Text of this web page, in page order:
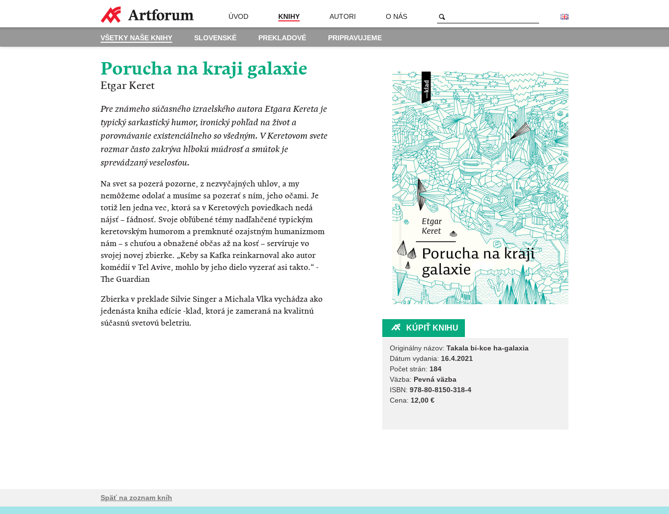
ÚVOD KNIHY AUTORI O NÁS
VŠETKY NAŠE KNIHY SLOVENSKÉ PREKLADOVÉ PRIPRAVUJEME
Porucha na kraji galaxie
Etgar Keret
Pre známeho súčasného izraelského autora Etgara Kereta je
typický sarkastický humor, ironický pohľad na život a
porovnávanie existenciálneho so všedným. V Keretovom svete
rozmar často zakrýva hlbokú múdrosť a smútok je
sprevádzaný veselosťou.
Na svet sa pozerá pozorne, z nezvyčajných uhlov, a my
nemôžeme odolať a musíme sa pozerať s ním, jeho očami. Je
totiž len jedna vec, ktorá sa v Keretových poviedkach nedá
nájsť – fádnosť. Svoje obľúbené témy nadľahčené typickým
keretovským humorom a premknuté ozajstným humanizmom
nám – s chuťou a obnažené občas až na kosť – servíruje vo
svojej novej zbierke. „Keby sa Kafka reinkarnoval ako autor
komédií v Tel Avive, mohlo by jeho dielo vyzerať asi takto.“ -
The Guardian
Zbierka v preklade Silvie Singer a Michala Vlka vychádza ako
jedenásta kniha edície -klad, ktorá je zameraná na kvalitnú
súčasnú svetovú beletriu.
KÚPIŤ KNIHU
Originálny názov: Takala bi-kce ha-galaxia
Dátum vydania: 16.4.2021
Počet strán: 184
Väzba: Pevná väzba
ISBN: 978-80-8150-318-4
Cena: 12,00 €
Späť na zoznam kníh